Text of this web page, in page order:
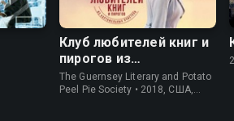
Клуб любителей книг и
пирогов из
картофельных
очистков
The Guernsey Literary and Potato
Peel Pie Society • 2018, США,